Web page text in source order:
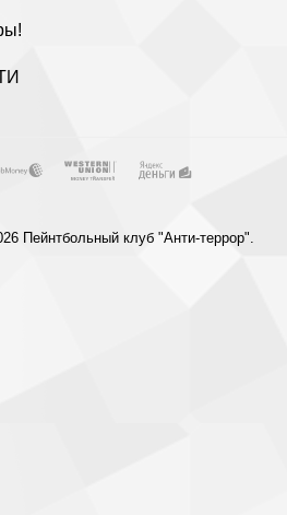
Пейнтбольный клуб "Анти-террор".